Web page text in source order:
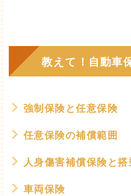
教えて！自動車
強制保険と任意保険
任意保険の補償範囲
人身傷害補償保険と
車両保険